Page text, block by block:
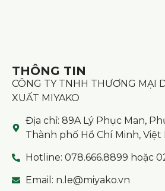
THÔNG TIN
CÔNG TY TNHH THƯƠNG MẠI
XUẤT MIYAKO
Địa chỉ: 89A Lý Phục Man,
Thành phố Hồ Chí Minh, Việt
Hotline: 078.666.8899 hoặc
Email: n.le@miyako.vn